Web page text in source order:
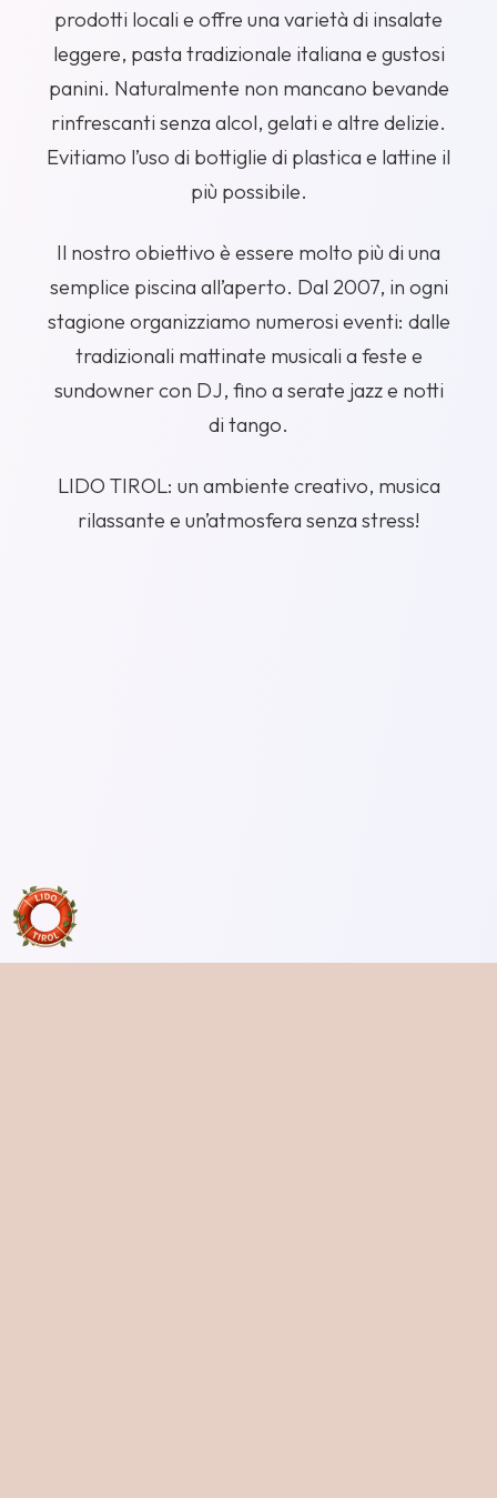
prodotti locali e offre una varietà di insalate
leggere, pasta tradizionale italiana e gustosi
panini. Naturalmente non mancano bevande
rinfrescanti senza alcol, gelati e altre delizie.
Evitiamo l’uso di bottiglie di plastica e lattine il
più possibile.
Il nostro obiettivo è essere molto più di una
semplice piscina all’aperto. Dal 2007, in ogni
stagione organizziamo numerosi eventi: dalle
tradizionali mattinate musicali a feste e
sundowner con DJ, fino a serate jazz e notti
di tango.
LIDO TIROL: un ambiente creativo, musica
rilassante e un’atmosfera senza stress!